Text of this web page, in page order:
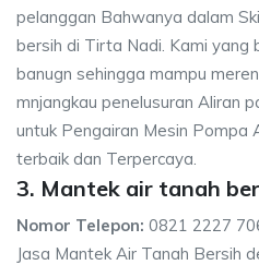
pelanggan Bahwanya dalam
bersih di Tirta Nadi. Kami yang
banugn sehingga mampu
mnjangkau penelusuran Aliran
untuk Pengairan Mesin Pompa
terbaik dan Terpercaya.
3. Mantek air tanah
Nomor Telepon: 0821 2227
Jasa Mantek Air Tanah Bersih